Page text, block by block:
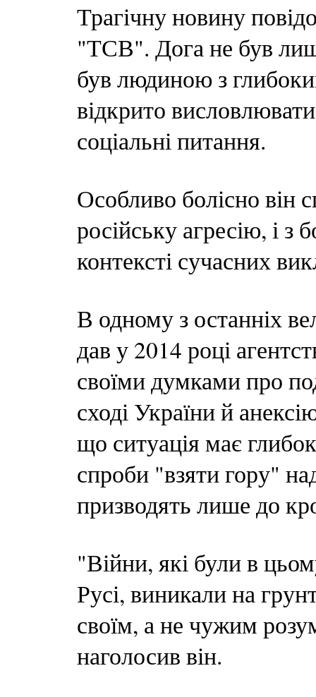
Трагічну новину
"ТСВ". Дога не був
був людиною з
відкрито
соціальні питання.
Особливо болісно він
російську агресію, і з
контексті сучасних
В одному з останніх
дав у 2014 році
своїми думками про
сході України й
що ситуація має
спроби "взяти гору"
призводять лише до
"Війни, які були в
Русі, виникали на
своїм, а не чужим
наголосив він.